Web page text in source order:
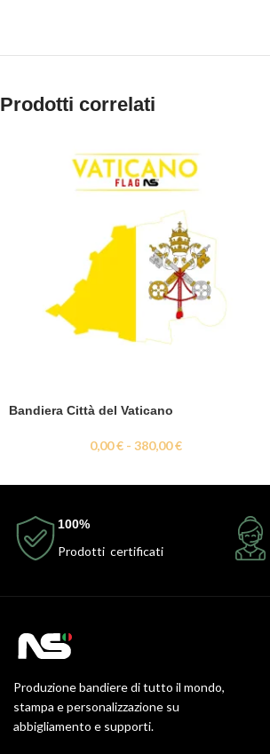
Prodotti correlati
Bandiera Città del Vaticano
0,00€ - 380,00€
100%
Prodotti certificati
Produzione bandiere di tutto il mondo,
stampa e personalizzazione su
abbigliamento e supporti.